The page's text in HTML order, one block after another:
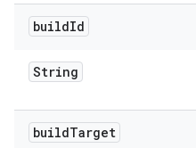
buildId
String
buildTarget